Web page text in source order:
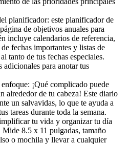
planificador: este planificador de
de objetivos anuales para
incluye calendarios de referencia,
fechas importantes y listas de
tanto de tus fechas especiales.
adicionales para anotar tus
¡Qué complicado puede
alrededor de tu cabeza! Este diario
un salvavidas, lo que te ayuda a
tareas durante toda la semana.
tu vida y organizar tu día
8.5 x 11 pulgadas, tamaño
o mochila y llevar a cualquier